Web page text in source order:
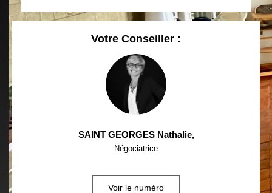
Votre Conseiller :
SAINT GEORGES Nathalie,
Négociatrice
Voir le numéro